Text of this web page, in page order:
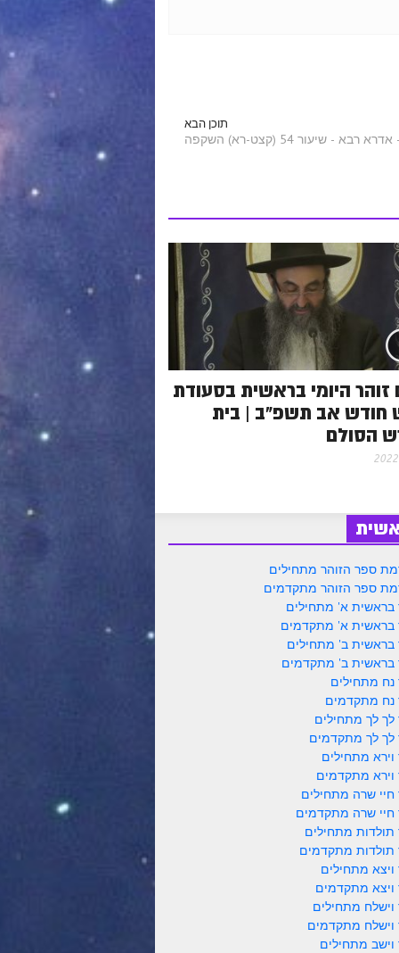
תוכן הבא
זוהר היומי בראשית בסעודת
חודש אב תשפ"ב | בית
הסולם
ספר הזוהר מתחילים
ספר הזוהר מתקדמים
בראשית א' מתחילים
בראשית א' מתקדמים
בראשית ב' מתחילים
בראשית ב' מתקדמים
נח מתחילים
נח מתקדמים
לך לך מתחילים
לך לך מתקדמים
וירא מתחילים
וירא מתקדמים
חיי שרה מתחילים
חיי שרה מתקדמים
תולדות מתחילים
תולדות מתקדמים
ויצא מתחילים
ויצא מתקדמים
וישלח מתחילים
וישלח מתקדמים
וישב מתחילים